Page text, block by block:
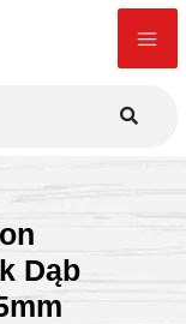
Dąb